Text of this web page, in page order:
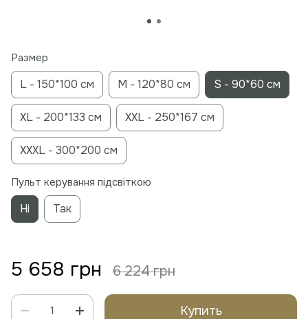
Размер
L - 150*100 см M - 120*80 см S - 90*60 см
XL - 200*133 см XXL - 250*167 см
XXXL - 300*200 см
Пульт керування підсвіткою
Ні Так
5 658 грн 6 224 грн
Купить